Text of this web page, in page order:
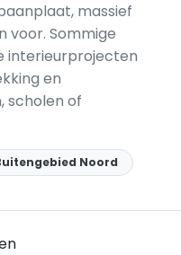
massief
voor. Sommige
interieurprojecten
en
scholen of
Noord